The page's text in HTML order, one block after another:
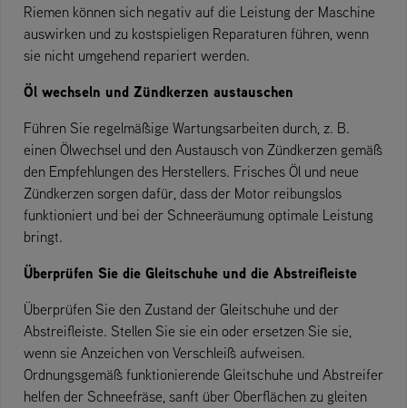
Riemen können sich negativ auf die Leistung der Maschine
auswirken und zu kostspieligen Reparaturen führen, wenn
sie nicht umgehend repariert werden.
Öl wechseln und Zündkerzen austauschen
Führen Sie regelmäßige Wartungsarbeiten durch, z. B.
einen Ölwechsel und den Austausch von Zündkerzen gemäß
den Empfehlungen des Herstellers. Frisches Öl und neue
Zündkerzen sorgen dafür, dass der Motor reibungslos
funktioniert und bei der Schneeräumung optimale Leistung
bringt.
Überprüfen Sie die Gleitschuhe und die Abstreifleiste
Überprüfen Sie den Zustand der Gleitschuhe und der
Abstreifleiste. Stellen Sie sie ein oder ersetzen Sie sie,
wenn sie Anzeichen von Verschleiß aufweisen.
Ordnungsgemäß funktionierende Gleitschuhe und Abstreifer
helfen der Schneefräse, sanft über Oberflächen zu gleiten